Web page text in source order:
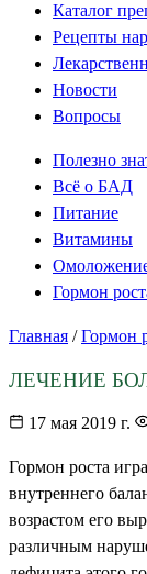
Каталог
Рецепты
Новости
Вопросы
Полезно
Всё о БАД
Питание
Витамины
Гормон
Главная / Гормон
ЛЕЧЕНИЕ
17 мая 2019 г.
Гормон роста
внутреннего
возрастом его
различным